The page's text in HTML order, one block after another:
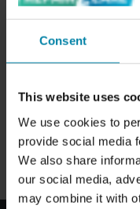
Consent
This website uses
We use cookies to
provide social media
We also share
our social media,
may combine it with